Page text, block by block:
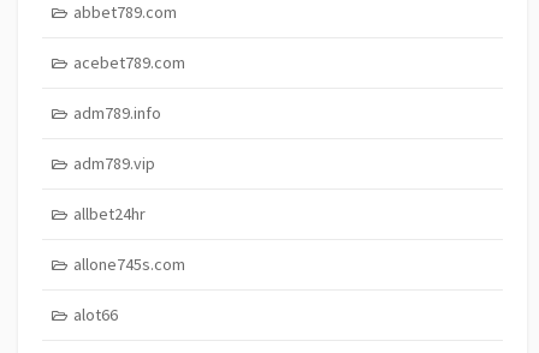
abbet789.com
acebet789.com
adm789.info
adm789.vip
allbet24hr
allone745s.com
alot66